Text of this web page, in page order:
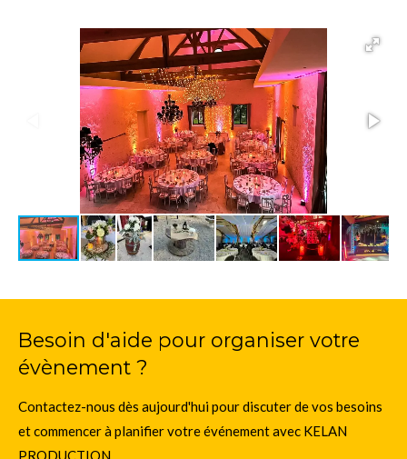
Besoin d'aide pour organiser votre
évènement ?
Contactez-nous dès aujourd'hui pour discuter de vos besoins
et commencer à planifier votre événement avec KELAN
PRODUCTION.